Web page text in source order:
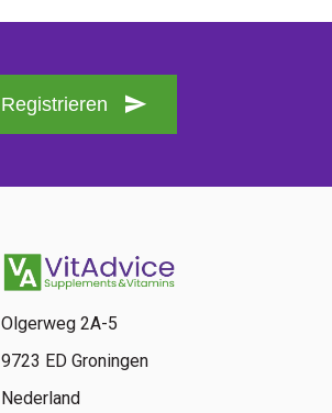
Registrieren
Olgerweg 2A-5
9723 ED Groningen
Nederland